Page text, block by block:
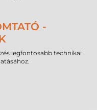
-
legfontosabb technikai